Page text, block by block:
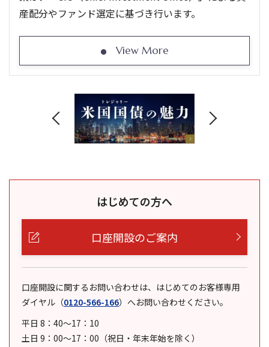
産配分やファンド選定に基づき行います。
View More
はじめての方へ
口座開設のご案内
口座開設に関するお問い合わせは、はじめてのお客様専用
ダイヤル （0120-566-166） へお問い合わせください。
平日 8：40～17：10
土日 9：00～17：00（祝日・年末年始を除く）